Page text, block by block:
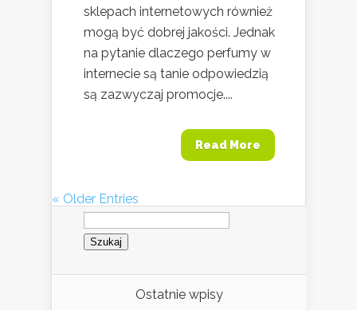
sklepach internetowych również
mogą być dobrej jakości. Jednak
na pytanie dlaczego perfumy w
internecie są tanie odpowiedzią
są zazwyczaj promocje....
Read More
« Older Entries
Szukaj:
Ostatnie wpisy